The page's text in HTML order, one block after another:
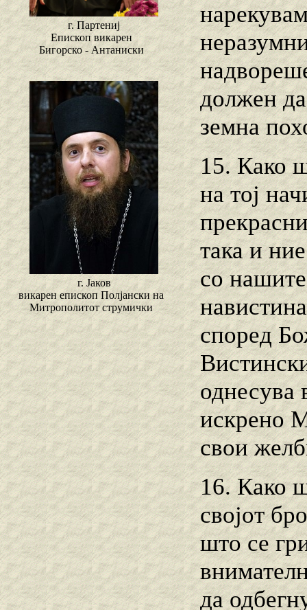
г. Партениј
Епископ викарен
Бигорско - Антаниски
г. Јаков
викарен епископ Полјански на
Митрополитот струмички
должен да
земна
15. Како
на тој
така и
со
според
однесува
искрено
свои
16. Како
својот
што се
да